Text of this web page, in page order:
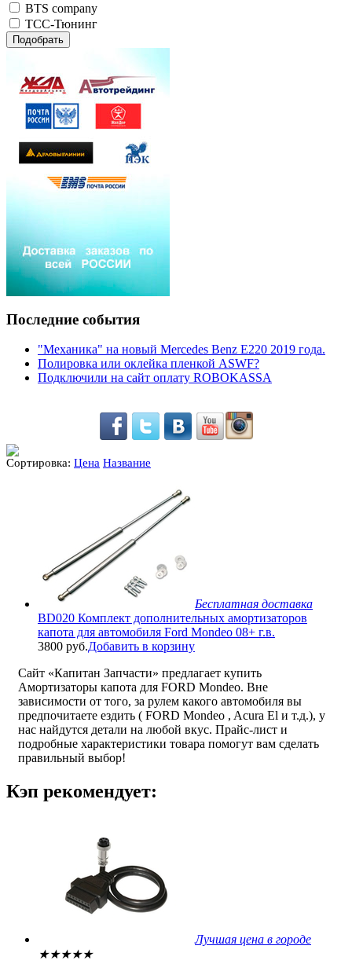
BTS company
TCC-Тюнинг
Подобрать
Последние события
"Механика" на новый Mercedes Benz E220 2019 года.
Полировка или оклейка пленкой ASWF?
Подключили на сайт оплату ROBOKASSA
Сортировка: Цена Название
Бесплатная доставка
BD020 Комплект дополнительных амортизаторов
капота для автомобиля Ford Mondeo 08+ г.в.
3800 руб.Добавить в корзину
Сайт «Капитан Запчасти» предлагает купить
Амортизаторы капота для FORD Mondeo. Вне
зависимости от того, за рулем какого автомобиля вы
предпочитаете ездить ( FORD Mondeo , Acura El и т.д.), у
нас найдутся детали на любой вкус. Прайс-лист и
подробные характеристики товара помогут вам сделать
правильный выбор!
Кэп рекомендует:
Лучшая цена в городе
★★★★★